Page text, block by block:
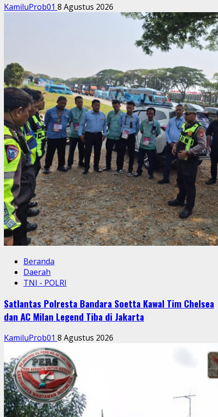
KamiluProb01 8 Agustus 2026
Beranda
Daerah
TNI - POLRI
Satlantas Polresta Bandara Soetta Kawal Tim Chelsea
dan AC Milan Legend Tiba di Jakarta
KamiluProb01 8 Agustus 2026